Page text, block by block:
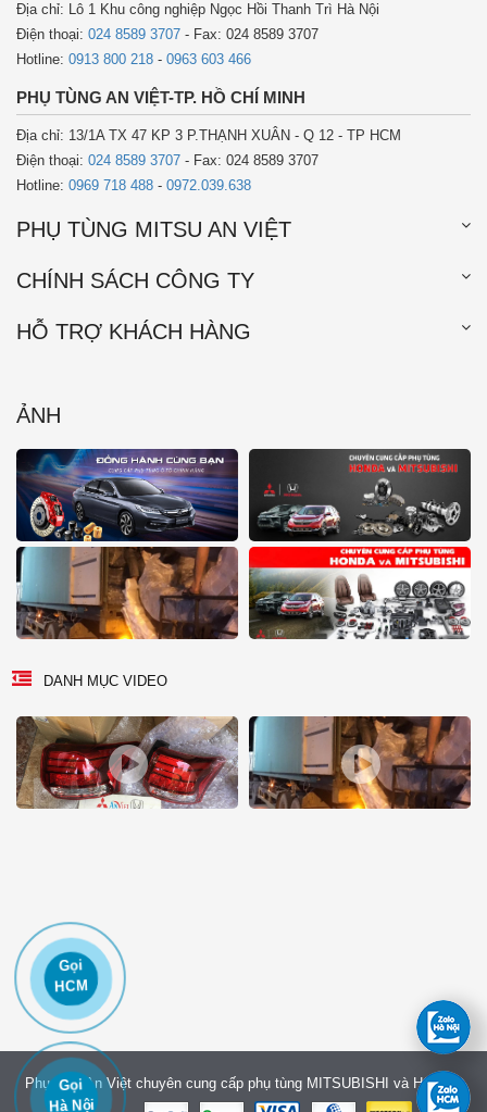
Gọi
Hà Nội
Gọi
HCM
Địa chỉ: Lô 1 Khu công nghiệp Ngọc Hồi Thanh Trì Hà Nội
Điện thoại: 024 8589 3707 - Fax: 024 8589 3707
Hotline: 0913 800 218 - 0963 603 466
PHỤ TÙNG AN VIỆT-TP. HỒ CHÍ MINH
Địa chỉ: 13/1A TX 47 KP 3 P.THẠNH XUÂN - Q 12 - TP HCM
Điện thoại: 024 8589 3707 - Fax: 024 8589 3707
Hotline: 0969 718 488 - 0972.039.638
PHỤ TÙNG MITSU AN VIỆT
CHÍNH SÁCH CÔNG TY
HỖ TRỢ KHÁCH HÀNG
ẢNH
DANH MỤC VIDEO
Phụ tùng An Việt chuyên cung cấp phụ tùng MITSUBISHI và HONDA